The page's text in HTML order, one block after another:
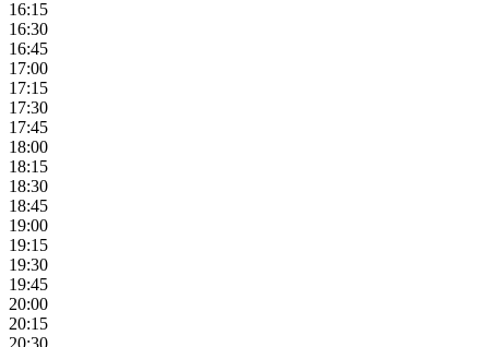
16:15
16:30
16:45
17:00
17:15
17:30
17:45
18:00
18:15
18:30
18:45
19:00
19:15
19:30
19:45
20:00
20:15